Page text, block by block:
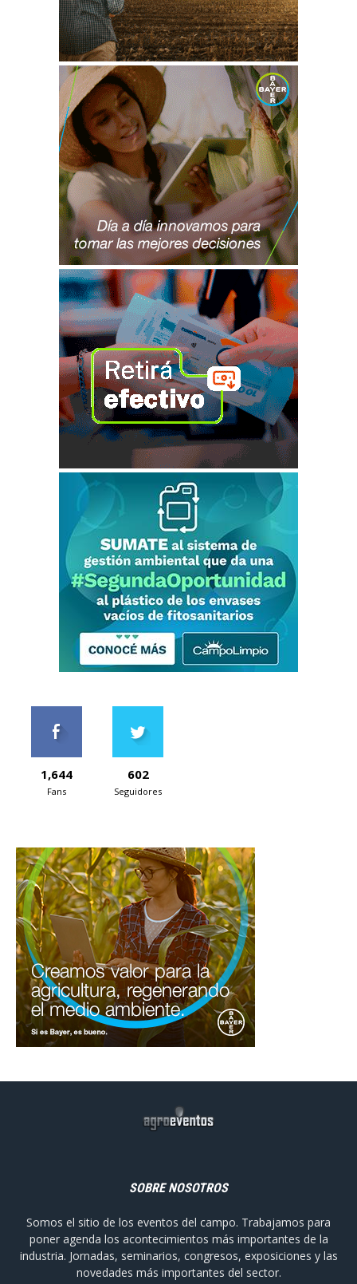
1,644
Fans
602
Seguidores
SOBRE NOSOTROS
Somos el sitio de los eventos del campo. Trabajamos para
poner agenda los acontecimientos más importantes de la
industria. Jornadas, seminarios, congresos, exposiciones y las
novedades más importantes del sector.